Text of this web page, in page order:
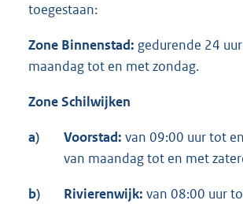
toegestaan:
Zone Binnenstad: gedurende 24
maandag tot en met zondag.
Zone Schilwijken
a) Voorstad: van 09:00 uur tot
van maandag tot en met
b) Rivierenwijk: van 08:00 uur